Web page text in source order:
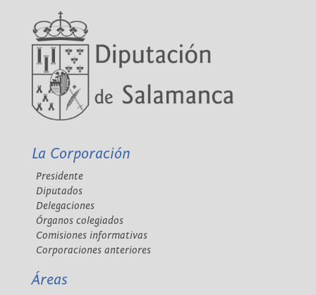
La Corporación
Presidente
Diputados
Delegaciones
Órganos colegiados
Comisiones informativas
Corporaciones anteriores
Áreas